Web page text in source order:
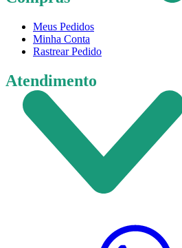
Meus Pedidos
Minha Conta
Rastrear Pedido
Atendimento